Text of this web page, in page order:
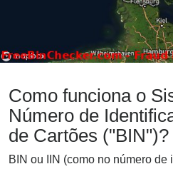
Como funciona o
Número de
de Cartões ("BIN")?
BIN ou IIN (como no número